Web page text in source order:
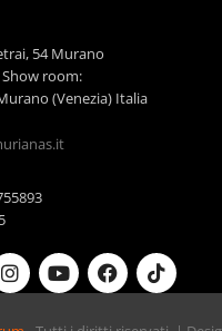
54 Murano
room:
(Venezia) Italia